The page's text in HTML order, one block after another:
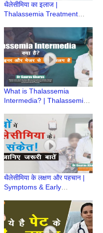
थैलेसीमिया का इलाज |
Thalassemia Treatment
| Episode 5
What is Thalassemia
Intermedia? | Thalassemia
Gaurav Kharya | Episode 3
थैलेसीमिया के लक्षण और पहचान |
Symptoms & Early
|Dr Gaurav Kharya|Episode
2